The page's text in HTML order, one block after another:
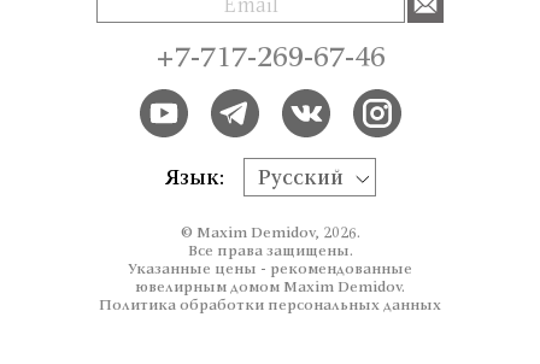
+7-717-269-67-46
Язык: Русский
© Maxim Demidov, 2026.
Все права защищены.
Указанные цены - рекомендованные
ювелирным домом Maxim Demidov.
Политика обработки персональных данных